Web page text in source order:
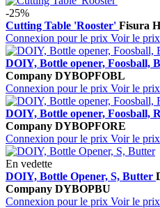
-25%
Cutting Table 'Rooster' Fisura
Connexion pour le prix Voir le prix
DOIY, Bottle opener, Foosball,
Company DYBOPFOBL
Connexion pour le prix Voir le prix
DOIY, Bottle opener, Foosball,
Company DYBOPFORE
Connexion pour le prix Voir le prix
En vedette
DOIY, Bottle Opener, S, Butter
Company DYBOPBU
Connexion pour le prix Voir le prix